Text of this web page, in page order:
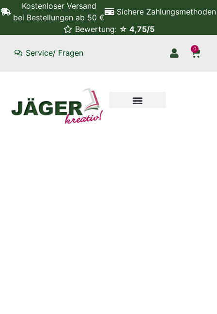
Kostenloser Versand
bei Bestellungen ab 50 €
Sichere Zahlungsmethoden
Bewertung: ☆ 4,75/5
Service/ Fragen 0